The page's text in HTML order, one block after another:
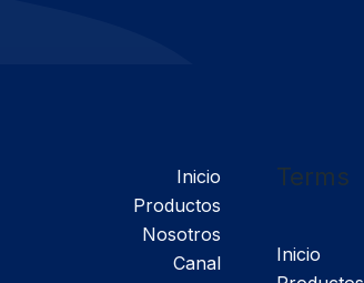
Inicio
Productos
Nosotros
Canal
Terms
Inicio